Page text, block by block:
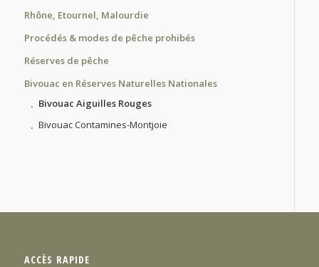
Rhône, Etournel, Malourdie
Procédés & modes de pêche prohibés
Réserves de pêche
Bivouac en Réserves Naturelles Nationales
Bivouac Aiguilles Rouges
Bivouac Contamines-Montjoie
ACCÈS RAPIDE